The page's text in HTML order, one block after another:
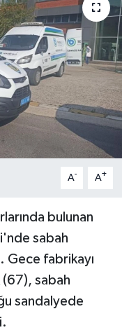
A- A+
bulunan
sabah
Gece fabrikayı
sabah
sandalyede